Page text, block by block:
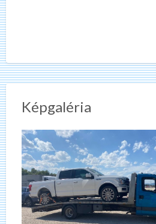
Képgaléria